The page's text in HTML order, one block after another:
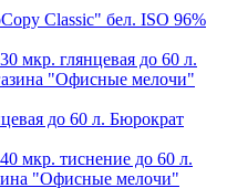
Classic" бел. ISO 96%
до 60 л. Бюрократ